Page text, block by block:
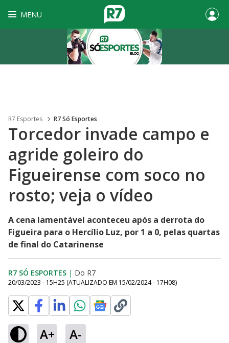
MENU
R7 Esportes R7 Só Esportes
Torcedor invade campo e
agride goleiro do
Figueirense com soco no
rosto; veja o vídeo
A cena lamentável aconteceu após a derrota do
Figueira para o Hercílio Luz, por 1 a 0, pelas quartas
de final do Catarinense
R7 SÓ ESPORTES | Do R7
20/03/2023 - 15H25 (ATUALIZADO EM 15/02/2024 - 17H08)
A+ A-